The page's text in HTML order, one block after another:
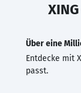
Über eine
Entdecke mit
passt.